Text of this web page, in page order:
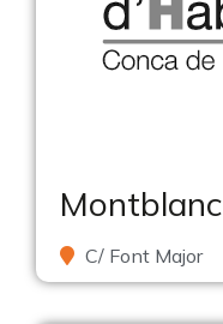
Montblanc
C/ Font Major